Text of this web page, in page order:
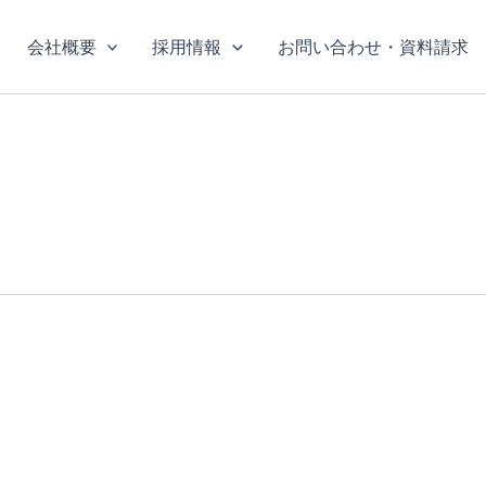
会社概要 採用情報 お問い合わせ・資料請求